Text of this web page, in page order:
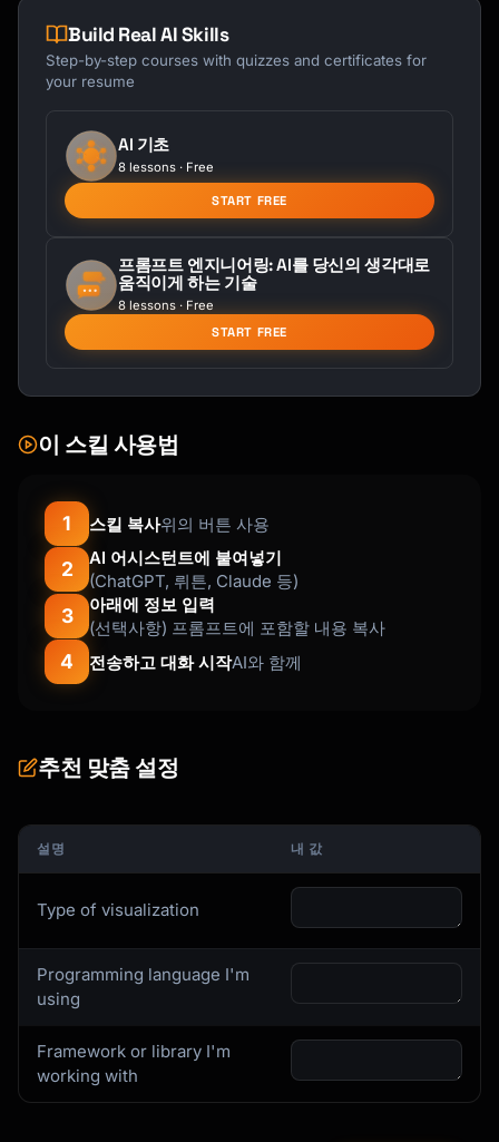
Build Real AI Skills
Step-by-step courses with quizzes and certificates for
your resume
AI 기초
8 lessons · Free
START FREE
프롬프트 엔지니어링: AI를 당신의 생각대로
움직이게 하는 기술
8 lessons · Free
START FREE
이 스킬 사용법
1 스킬 복사위의 버튼 사용
2
AI 어시스턴트에 붙여넣기
(ChatGPT, 뤼튼, Claude 등)
3
아래에 정보 입력
(선택사항) 프롬프트에 포함할 내용 복사
4 전송하고 대화 시작AI와 함께
추천 맞춤 설정
설명 내 값
Type of visualization
Programming language I'm
using
Framework or library I'm
working with